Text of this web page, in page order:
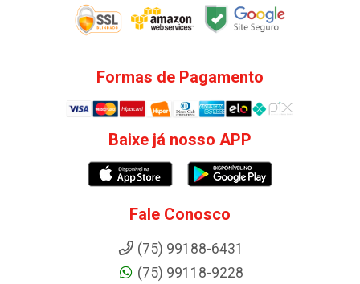
Formas de Pagamento
Baixe já nosso APP
Fale Conosco
(75) 99188-6431
(75) 99118-9228